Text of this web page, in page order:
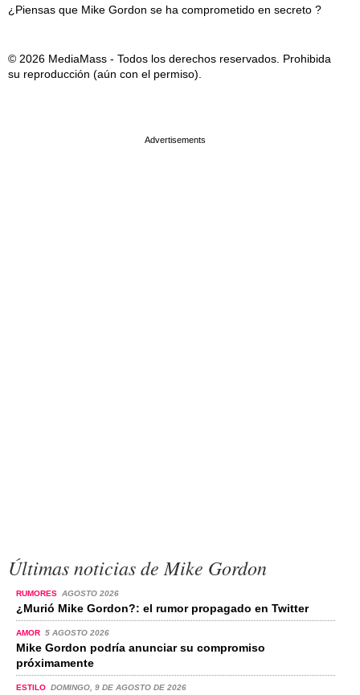
¿Piensas que Mike Gordon se ha comprometido en secreto ?
© 2026 MediaMass - Todos los derechos reservados. Prohibida
su reproducción (aún con el permiso).
Últimas noticias de Mike Gordon
RUMORES AGOSTO 2026
¿Murió Mike Gordon?: el rumor propagado en Twitter
AMOR 5 AGOSTO 2026
Mike Gordon podría anunciar su compromiso
próximamente
ESTILO DOMINGO, 9 DE AGOSTO DE 2026